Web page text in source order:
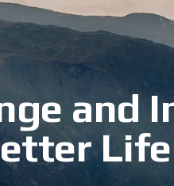
and
Life
for a